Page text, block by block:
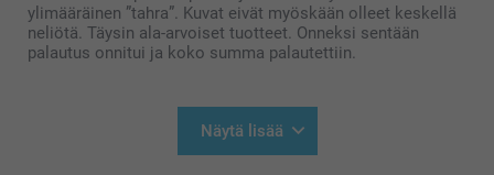
ylimääräinen ”tahra”. Kuvat eivät myöskään olleet keskellä
neliötä. Täysin ala-arvoiset tuotteet. Onneksi sentään
palautus onnitui ja koko summa palautettiin.
Näytä lisää